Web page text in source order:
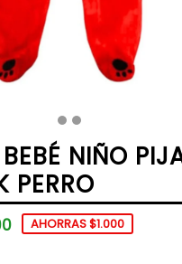
BEBÉ NIÑO
PERRO
AHORRAS $1.000